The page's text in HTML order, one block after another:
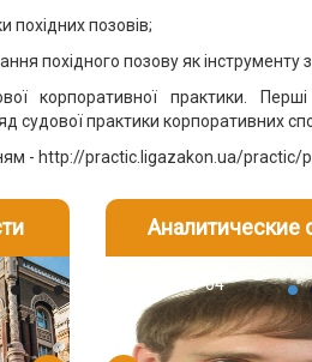
похідних позовів;
похідного позову як інструменту
корпоративної практики.
судової практики корпоративних
- http://practic.ligazakon.ua/
Аналитические
2026-08-04
2026-08-05